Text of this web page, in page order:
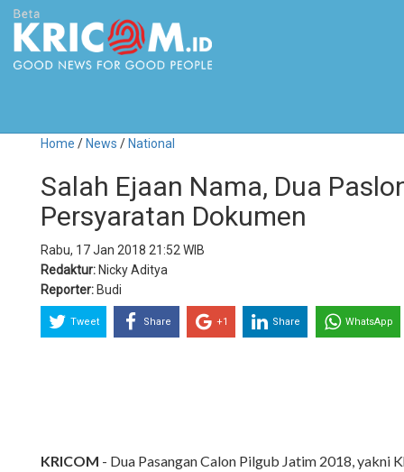
Home / News / National
Salah Ejaan Nama, Dua
Persyaratan Dokumen
Rabu, 17 Jan 2018 21:52 WIB
Redaktur: Nicky Aditya
Reporter: Budi
Tweet Share +1 Share WhatsApp
KRICOM - Dua Pasangan Calon Pilgub Jatim 2018, yakni